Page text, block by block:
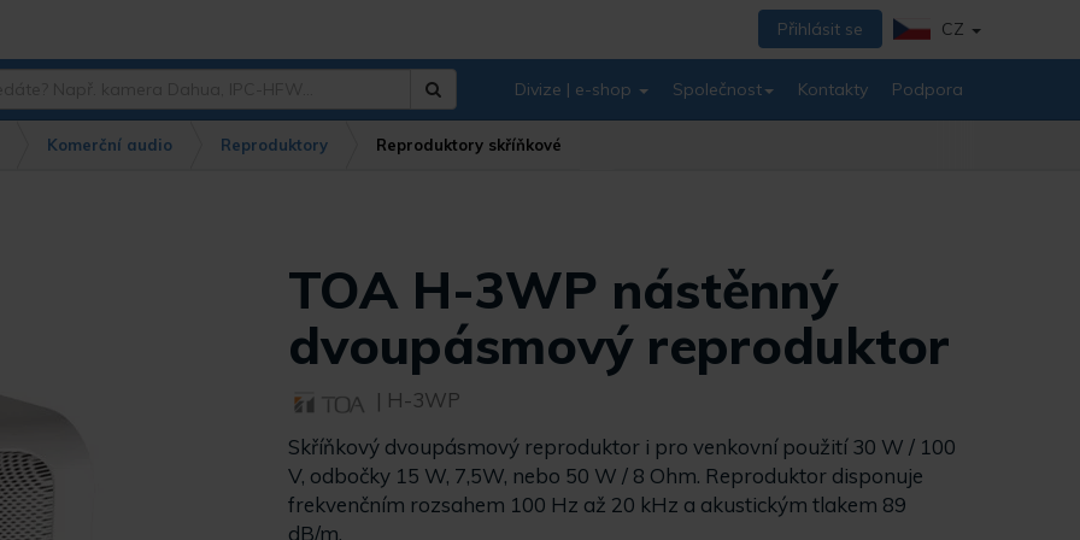
Přihlásit se CZ
Divize | e-shop Společnost Kontakty Podpora
Komerční audio Reproduktory Reproduktory skříňkové
TOA H-3WP nástěnný
dvoupásmový reproduktor
| H-3WP
Skříňkový dvoupásmový reproduktor i pro venkovní použití 30 W / 100
V, odbočky 15 W, 7,5W, nebo 50 W / 8 Ohm. Reproduktor disponuje
frekvenčním rozsahem 100 Hz až 20 kHz a akustickým tlakem 89
dB/m.